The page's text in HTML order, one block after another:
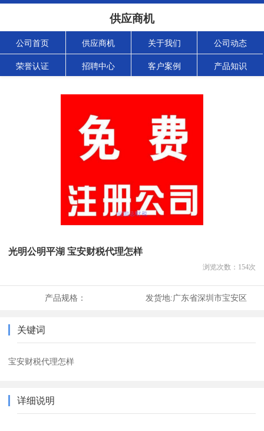
供应商机
公司首页 供应商机 关于我们 公司动态
荣誉认证 招聘中心 客户案例 产品知识
光明公明平湖 宝安财税代理怎样
浏览次数： 154次
产品规格： 发货地:广东省深圳市宝安区
关键词
宝安财税代理怎样
详细说明